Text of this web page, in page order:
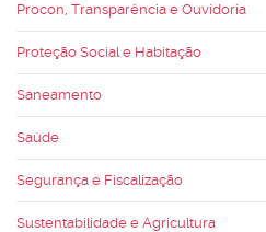
Procon, Transparência e Ouvidoria
Proteção Social e Habitação
Saneamento
Saúde
Segurança e Fiscalização
Sustentabilidade e Agricultura